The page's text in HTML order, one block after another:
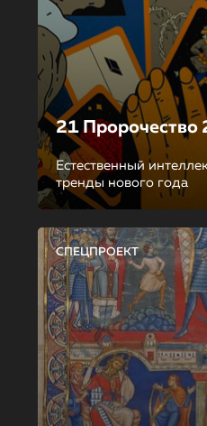
21 Пророчество
Естественный
тренды нового года
СПЕЦПРОЕКТ